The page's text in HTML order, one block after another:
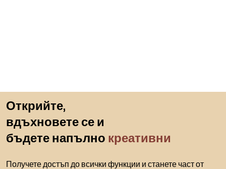
Открийте,
вдъхновете се и
бъдете напълно креативни
Получете достъп до всички функции и станете част от